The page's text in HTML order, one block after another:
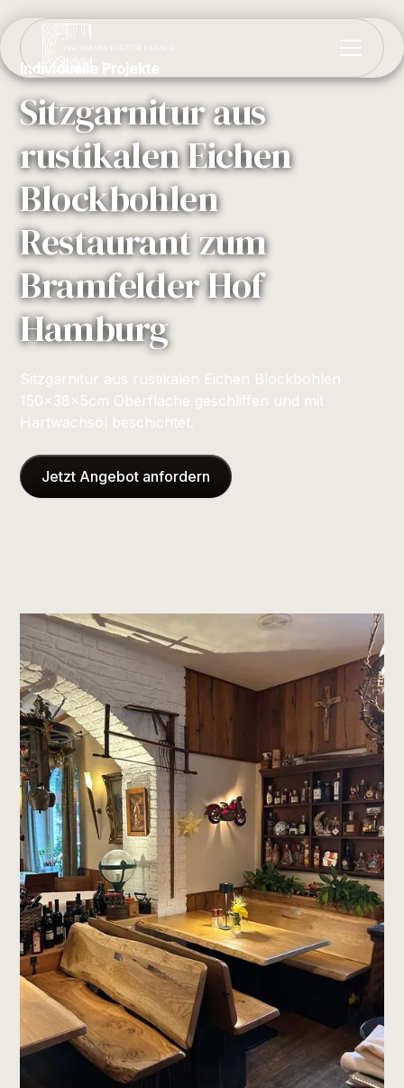
Individuelle Projekte
Sitzgarnitur aus
rustikalen Eichen
Blockbohlen
Restaurant zum
Bramfelder Hof
Hamburg
Sitzgarnitur aus rustikalen Eichen Blockbohlen
150x38x5cm Oberfläche geschliffen und mit
Hartwachsöl beschichtet.
Jetzt Angebot anfordern